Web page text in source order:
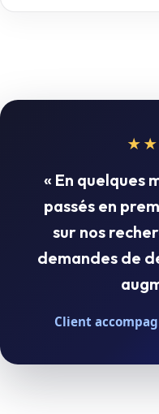
« En quelques
passés en
sur nos
demandes de
Client